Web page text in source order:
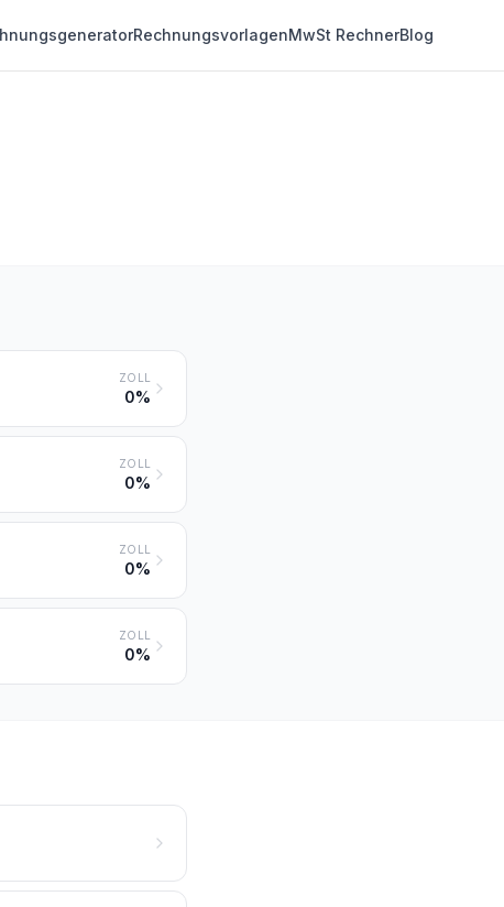
RechnungsvorlagenMwSt RechnerBlog
ZOLL
0%
ZOLL
0%
ZOLL
0%
ZOLL
0%